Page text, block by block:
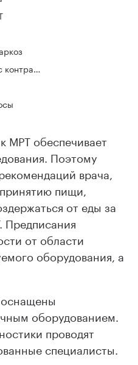
МРТ обеспечивает
Поэтому
врача,
пищи,
от еды за
Предписания
от области
оборудования, а
оборудованием.
проводят
специалисты.